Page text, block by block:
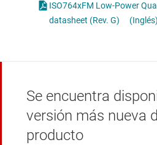
ISO764xFM Low-Power
datasheet (Rev. G)
(Inglés)
Se encuentra
versión más nueva
producto